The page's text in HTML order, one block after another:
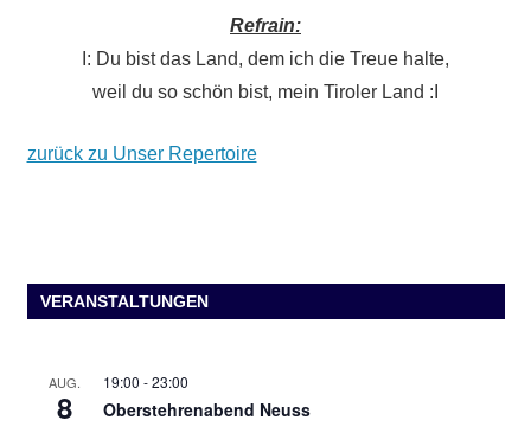
Refrain:
I: Du bist das Land, dem ich die Treue halte,
weil du so schön bist, mein Tiroler Land :I
zurück zu Unser Repertoire
VERANSTALTUNGEN
AUG.
8
19:00 -23:00
Oberstehrenabend Neuss